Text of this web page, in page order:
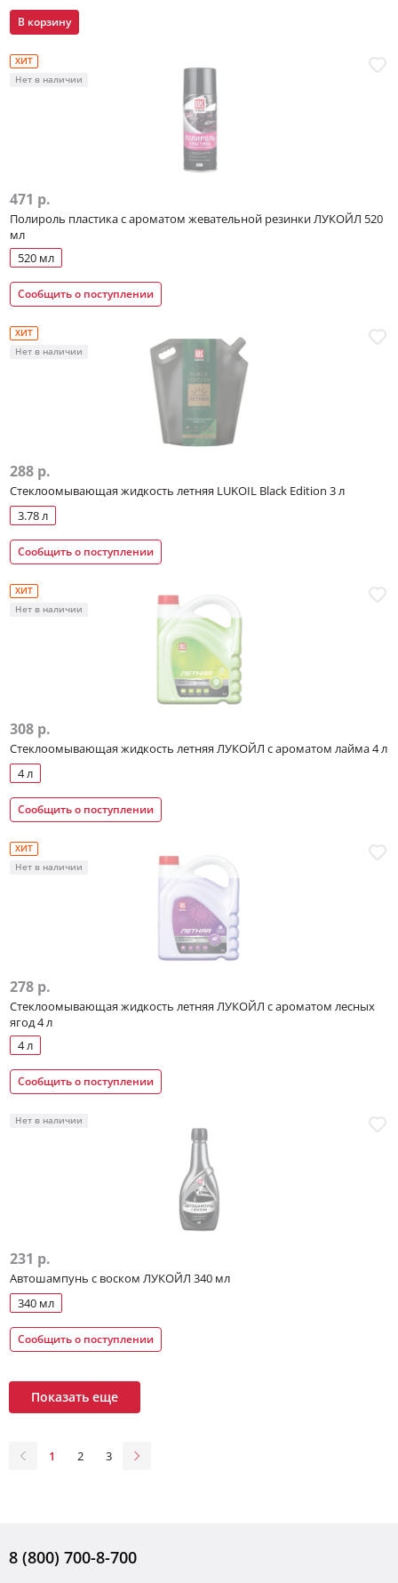
В корзину
ХИТ
Нет в наличии
471 р.
Полироль пластика с ароматом жевательной резинки ЛУКОЙЛ 520
мл
520 мл
Сообщить о поступлении
ХИТ
Нет в наличии
288 р.
Стеклоомывающая жидкость летняя LUKOIL Black Edition 3 л
3.78 л
Сообщить о поступлении
ХИТ
Нет в наличии
308 р.
Стеклоомывающая жидкость летняя ЛУКОЙЛ с ароматом лайма 4 л
4 л
Сообщить о поступлении
ХИТ
Нет в наличии
278 р.
Стеклоомывающая жидкость летняя ЛУКОЙЛ с ароматом лесных
ягод 4 л
4 л
Сообщить о поступлении
Нет в наличии
231 р.
Автошампунь с воском ЛУКОЙЛ 340 мл
340 мл
Сообщить о поступлении
Показать еще
1 2 3
8 (800) 700-8-700